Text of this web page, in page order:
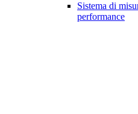
Sistema di
performance